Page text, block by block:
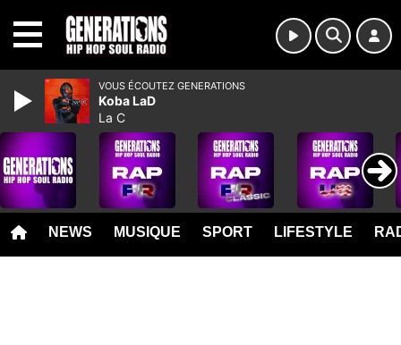
NEWS MUSIQUE SPORT LIFESTYLE
VOUS ÉCOUTEZ GENERATIONS
Koba LaD
La C